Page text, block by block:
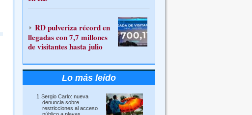
RD pulveriza récord en
llegadas con 7,7 millones
de visitantes hasta julio
Lo más leído
Sergio Carlo: nueva
denuncia sobre
restricciones al acceso